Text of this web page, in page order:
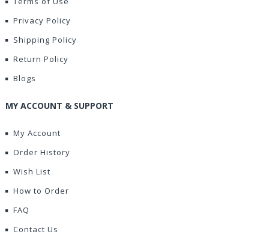
Privacy Policy
Shipping Policy
Return Policy
Blogs
MY ACCOUNT & SUPPORT
My Account
Order History
Wish List
How to Order
FAQ
Contact Us